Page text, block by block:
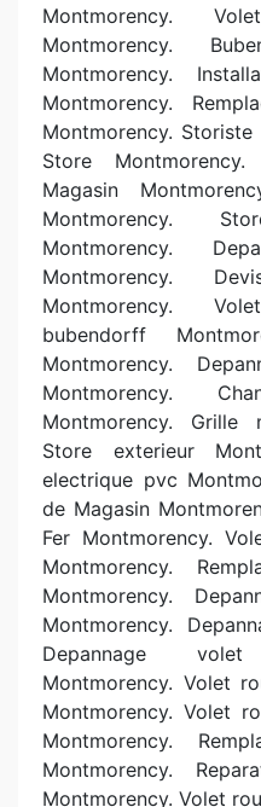
Montmorency.
Montmorency.
Montmorency.
Montmorency.
Montmorency.
Store
Magasin
Montmorency.
Montmorency.
Montmorency.
Montmorency.
bubendorff
Montmorency.
Montmorency.
Montmorency. Grille
Store exterieur
electrique pvc
de Magasin
Fer Montmorency.
Montmorency.
Montmorency.
Montmorency.
Depannage
Montmorency. Volet
Montmorency. Volet
Montmorency.
Montmorency.
Montmorency. Volet